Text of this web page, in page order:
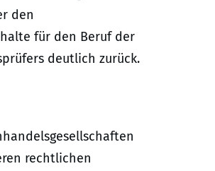
den
für den Beruf der
deutlich zurück.
rechtlichen